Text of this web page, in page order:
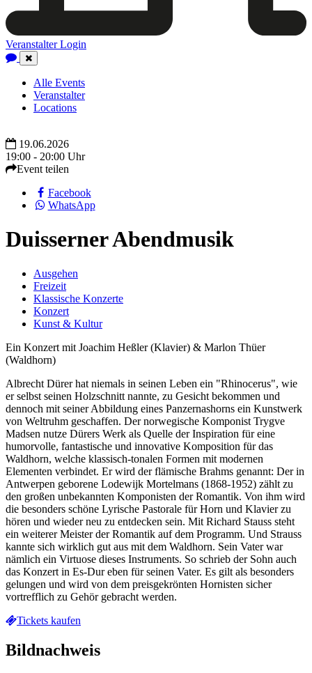
Veranstalter Login
Close
Navigation
Alle Events
Veranstalter
Locations
19.06.2026
19:00 - 20:00 Uhr
Event teilen
Facebook
WhatsApp
Duisserner Abendmusik
Ausgehen
Freizeit
Klassische Konzerte
Konzert
Kunst & Kultur
Ein Konzert mit Joachim Heßler (Klavier) & Marlon Thüer
(Waldhorn)
Albrecht Dürer hat niemals in seinen Leben ein "Rhinocerus", wie
er selbst seinen Holzschnitt nannte, zu Gesicht bekommen und
dennoch mit seiner Abbildung eines Panzernashorns ein Kunstwerk
von Weltruhm geschaffen. Der norwegische Komponist Trygve
Madsen nutze Dürers Werk als Quelle der Inspiration für eine
humorvolle, fantastische und innovative Komposition für das
Waldhorn, welche klassisch-tonalen Formen mit modernen
Elementen verbindet. Er wird der flämische Brahms genannt: Der in
Antwerpen geborene Lodewijk Mortelmans (1868-1952) zählt zu
den großen unbekannten Komponisten der Romantik. Von ihm wird
die besonders schöne Lyrische Pastorale für Horn und Klavier zu
hören und wieder neu zu entdecken sein. Mit Richard Stauss steht
ein weiterer Meister der Romantik auf dem Programm. Und Strauss
kannte sich wirklich gut aus mit dem Waldhorn. Sein Vater war
nämlich ein Virtuose dieses Instruments. So schrieb der Sohn auch
das Konzert in Es-Dur eben für seinen Vater. Es gilt als besonders
gelungen und wird von dem preisgekrönten Hornisten sicher
vortrefflich zu Gehör gebracht werden.
Tickets kaufen
Bildnachweis